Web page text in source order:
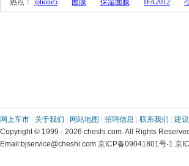
热点： iphone5 面膜 保湿面膜 IFA2012
网上车市 关于我们 网站地图 招聘信息 联系我们 建
Copyright © 1999 - 2026 cheshi.com. All Rights
Email:bjservice@cheshi.com 京ICP备09041801号-1 京